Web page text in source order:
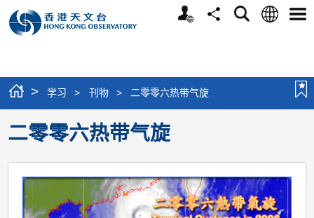
个
分
搜
语
选
> 学习 > 刊物 > 二零零六热带气旋
二零零六热带气旋